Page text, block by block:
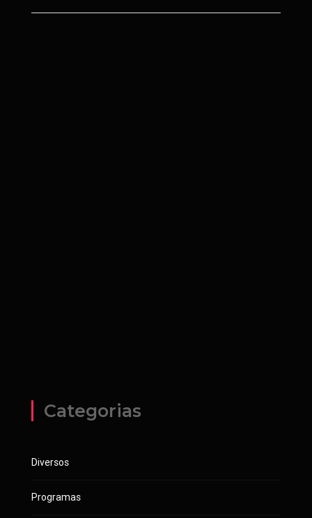
Categorias
Diversos
Programas